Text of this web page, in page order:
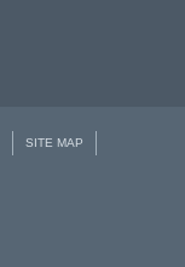
SITE MAP